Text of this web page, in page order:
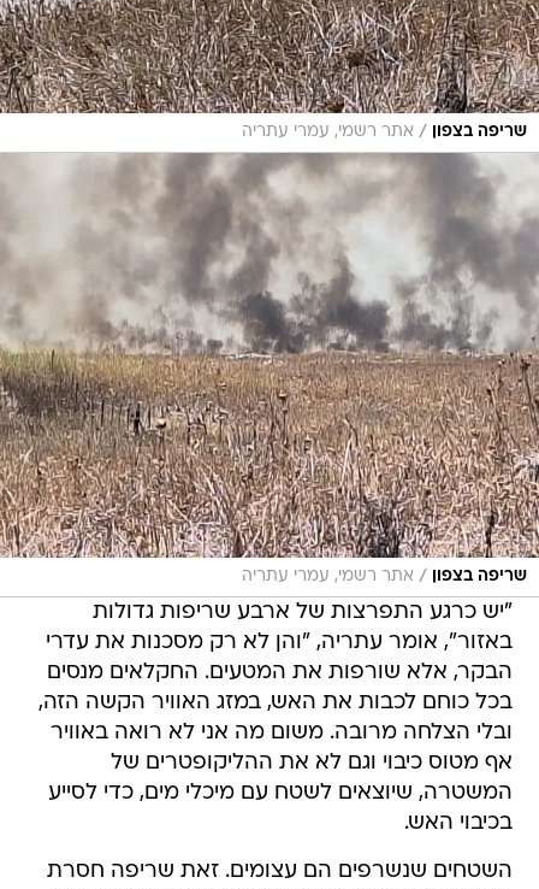
שריפה בצפון / אתר רשמי, עמרי עתריה
שריפה בצפון / אתר רשמי, עמרי עתריה
"יש כרגע התפרצות של ארבע שריפות גדולות
באזור", אומר עתריה, "והן לא רק מסכנות את עדרי
הבקר, אלא שורפות את המטעים. החקלאים מנסים
בכל כוחם לכבות את האש, במזג האוויר הקשה הזה,
ובלי הצלחה מרובה. משום מה אני לא רואה באוויר
אף מטוס כיבוי וגם לא את ההליקופטרים של
המשטרה, שיוצאים לשטח עם מיכלי מים, כדי לסייע
בכיבוי האש.
השטחים שנשרפים הם עצומים. זאת שריפה חסרת